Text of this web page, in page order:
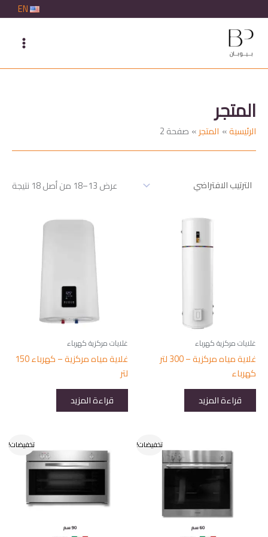
إلى
المحتوى
المتجر
الرئيسية المتجر صفحة 2
عرض 13–18 من أصل 18 نتيجة
غلايات مركزية كهرباء
غلاية مياه مركزية – 300 لتر
كهرباء
قراءة المزيد
غلايات مركزية كهرباء
غلاية مياه مركزية – كهرباء 150
لتر
قراءة المزيد
تخفيضات! تخفيضات!